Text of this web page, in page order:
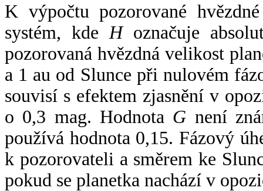
K výpočtu pozorované
systém, kde Hoznačuje
pozorovaná hvězdná velikost
a 1 au od Slunce při nulovém
souvisí s efektem zjasnění v
o 0,3 mag. Hodnota G není
používá hodnota 0,15. Fázový
k pozorovateli a směrem ke
pokud se planetka nachází v